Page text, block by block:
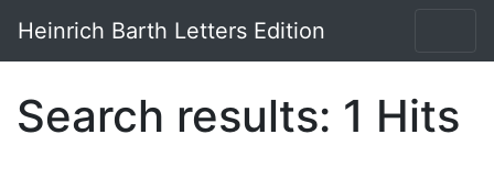
Heinrich Barth Letters Edition
Search results: 1 Hits